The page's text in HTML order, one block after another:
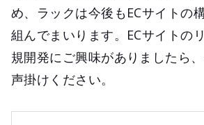
め、ラックは今後もECサイトの
組んでまいります。ECサイトの
規開発にご興味がありましたら
声掛けください。